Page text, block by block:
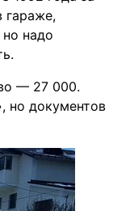
гараже,
но надо
— 27 000.
но документов